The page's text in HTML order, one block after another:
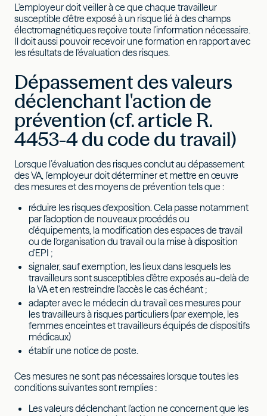
L'employeur doit veiller à ce que chaque travailleur
susceptible d'être exposé à un risque lié à des champs
électromagnétiques reçoive toute l'information nécessaire.
Il doit aussi pouvoir recevoir une formation en rapport avec
les résultats de l'évaluation des risques.
Dépassement des valeurs
déclenchant l'action de
prévention (cf. article R.
4453-4 du code du travail)
Lorsque l’évaluation des risques conclut au dépassement
des VA, l'employeur doit déterminer et mettre en œuvre
des mesures et des moyens de prévention tels que :
réduire les risques d'exposition. Cela passe notamment
par l'adoption de nouveaux procédés ou
d'équipements, la modification des espaces de travail
ou de l'organisation du travail ou la mise à disposition
d'EPI ;
signaler, sauf exemption, les lieux dans lesquels les
travailleurs sont susceptibles d'être exposés au-delà de
la VA et en restreindre l'accès le cas échéant ;
adapter avec le médecin du travail ces mesures pour
les travailleurs à risques particuliers (par exemple, les
femmes enceintes et travailleurs équipés de dispositifs
médicaux)
établir une notice de poste.
Ces mesures ne sont pas nécessaires lorsque toutes les
conditions suivantes sont remplies :
Les valeurs déclenchant l'action ne concernent que les